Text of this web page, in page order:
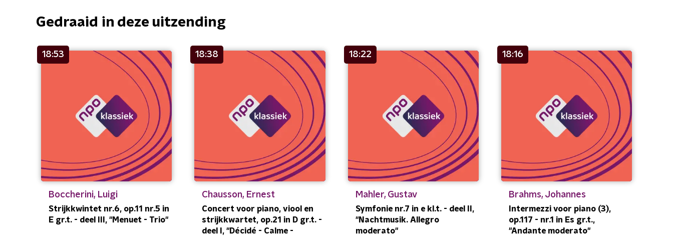
Gedraaid in deze uitzending
18:53
Boccherini, Luigi
Strijkkwintet nr.6, op.11 nr.5 in
E gr.t. - deel III, "Menuet - Trio"
18:38
Chausson, Ernest
Concert voor piano, viool en
strijkkwartet, op.21 in D gr.t. -
deel I, "Décidé - Calme -
18:22
Mahler, Gustav
Symfonie nr.7 in e kl.t. - deel II,
"Nachtmusik. Allegro
moderato"
18:16
Brahms, Johannes
Intermezzi voor piano (3),
op.117 - nr.1 in Es gr.t.,
"Andante moderato"